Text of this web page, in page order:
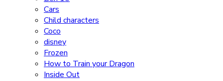
Cars
Child characters
Coco
disney
Frozen
How to Train your Dragon
Inside Out